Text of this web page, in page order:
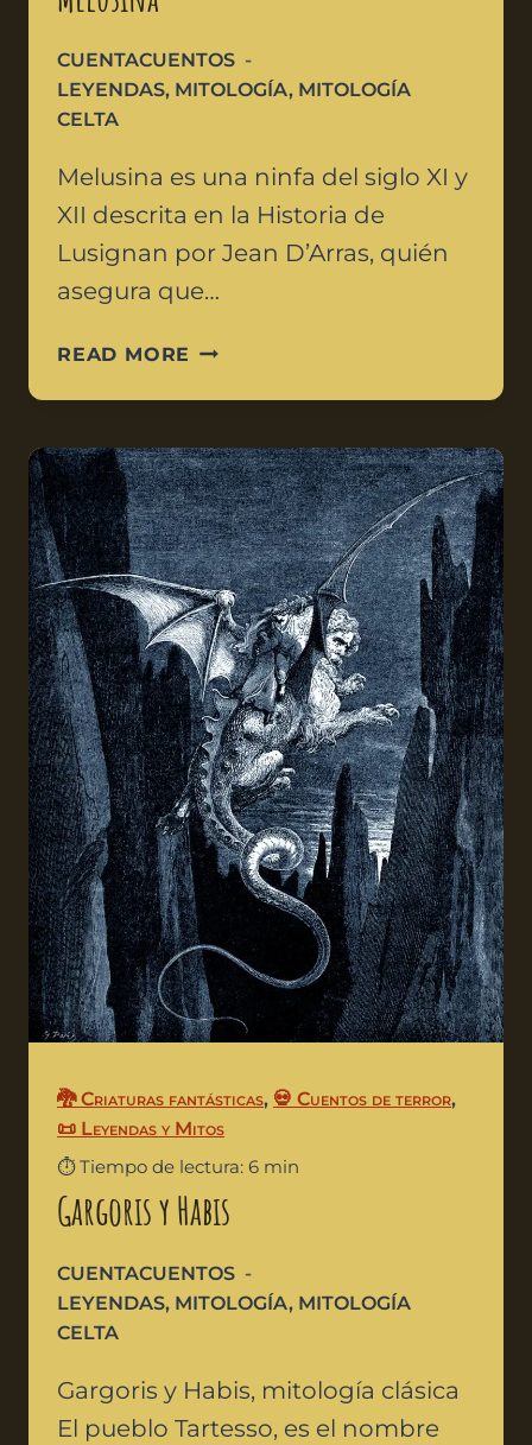
CUENTACUENTOS
LEYENDAS, MITOLOGÍA, MITOLOGÍA
CELTA
Melusina es una ninfa del siglo XI y
XII descrita en la Historia de
Lusignan por Jean D’Arras, quién
asegura que…
READ MORE
🐉 Criaturas fantásticas, 💀 Cuentos de terror,
📜 Leyendas y Mitos
⏱️ Tiempo de lectura: 6 min
Gargoris y Habis
CUENTACUENTOS
LEYENDAS, MITOLOGÍA, MITOLOGÍA
CELTA
Gargoris y Habis, mitología clásica
El pueblo Tartesso, es el nombre